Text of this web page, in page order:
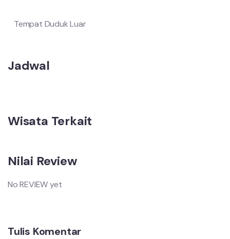
Tempat Duduk Luar
Jadwal
Wisata Terkait
Nilai Review
No REVIEW yet
Tulis Komentar